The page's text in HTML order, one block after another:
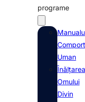
programe
Uman
Înălţarea
Omului
Divin